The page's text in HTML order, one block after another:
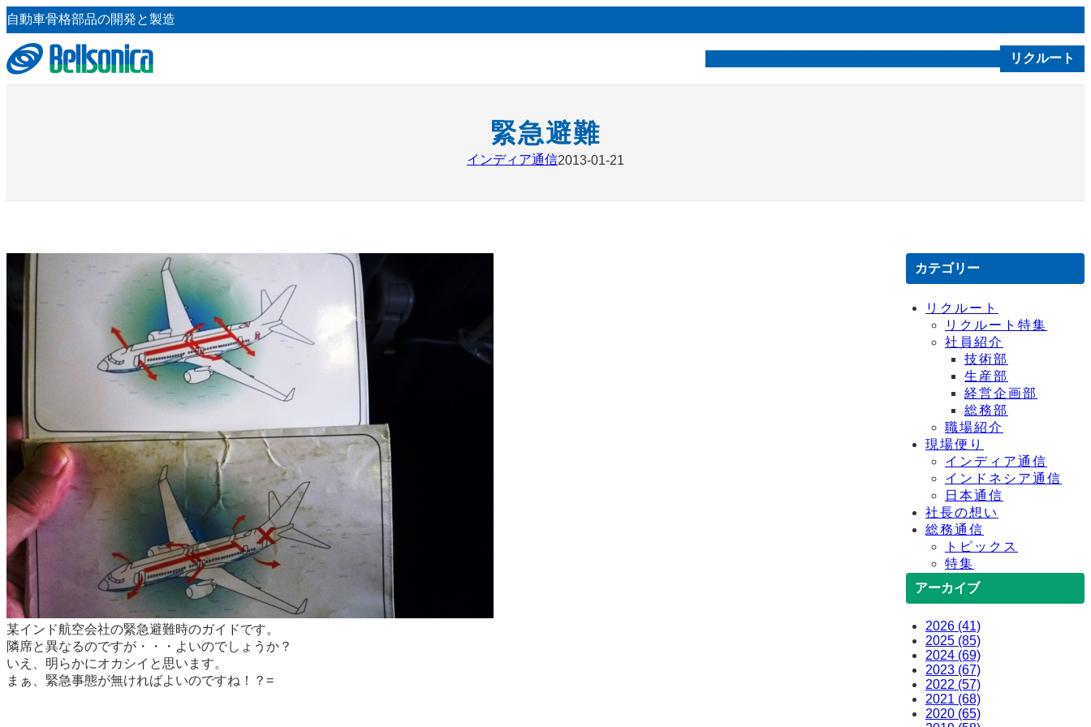
内
容
を
ス
キ
自動車骨格部品の開発と製造
リクルート
緊急避難
インディア通信2013-01-21
某インド航空会社の緊急避難時のガイドです。
隣席と異なるのですが・・・よいのでしょうか？
いえ、明らかにオカシイと思います。
まぁ、緊急事態が無ければよいのですね！？=
カテゴリー
リクルート
リクルート特集
社員紹介
技術部
生産部
経営企画部
総務部
職場紹介
現場便り
インディア通信
インドネシア通信
日本通信
社長の想い
総務通信
トピックス
特集
アーカイブ
2026 (41)
2025 (85)
2024 (69)
2023 (67)
2022 (57)
2021 (68)
2020 (65)